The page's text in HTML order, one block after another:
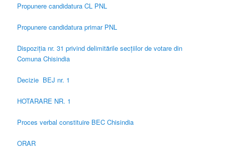
Propunere candidatura CL PNL
Propunere candidatura primar PNL
Dispoziția nr. 31 privind delimitările secțiilor de votare din
Comuna Chisindia
Decizie BEJ nr. 1
HOTARARE NR. 1
Proces verbal constituire BEC Chisindia
ORAR